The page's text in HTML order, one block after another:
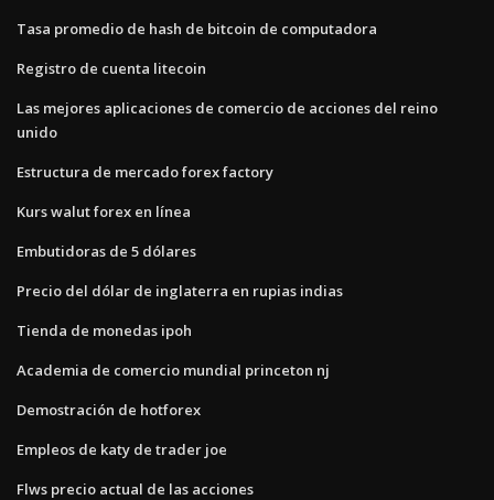
Tasa promedio de hash de bitcoin de computadora
Registro de cuenta litecoin
Las mejores aplicaciones de comercio de acciones del reino
unido
Estructura de mercado forex factory
Kurs walut forex en línea
Embutidoras de 5 dólares
Precio del dólar de inglaterra en rupias indias
Tienda de monedas ipoh
Academia de comercio mundial princeton nj
Demostración de hotforex
Empleos de katy de trader joe
Flws precio actual de las acciones